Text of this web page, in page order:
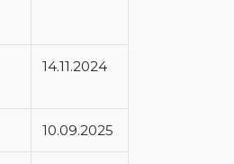
14.11.2024
10.09.2025